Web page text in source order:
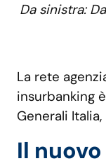
Da sinistra:
La rete
insurbanking
Generali
Il